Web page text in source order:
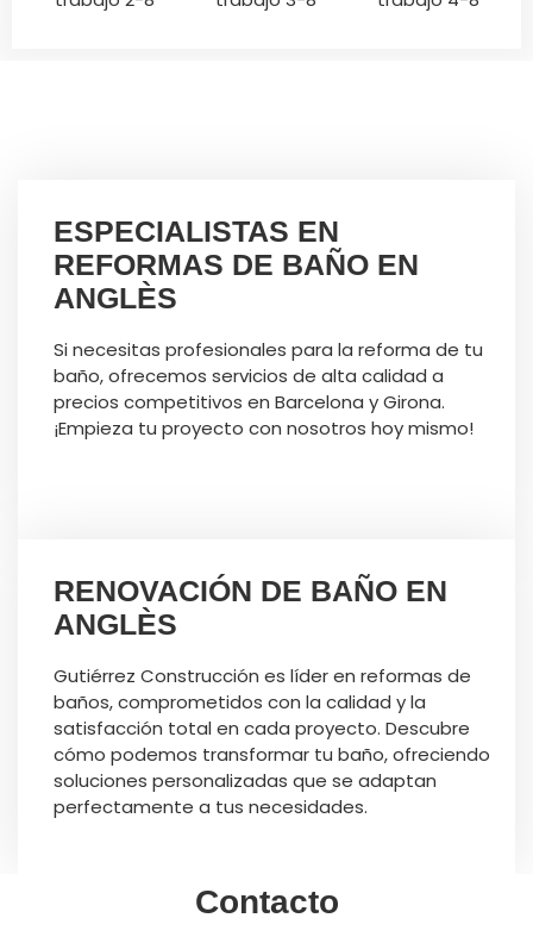
ESPECIALISTAS EN
REFORMAS DE BAÑO EN
ANGLÈS
Si necesitas profesionales para la reforma de tu
baño, ofrecemos servicios de alta calidad a
precios competitivos en Barcelona y Girona.
¡Empieza tu proyecto con nosotros hoy mismo!
RENOVACIÓN DE BAÑO EN
ANGLÈS
Gutiérrez Construcción es líder en reformas de
baños, comprometidos con la calidad y la
satisfacción total en cada proyecto. Descubre
cómo podemos transformar tu baño, ofreciendo
soluciones personalizadas que se adaptan
perfectamente a tus necesidades.
Contacto